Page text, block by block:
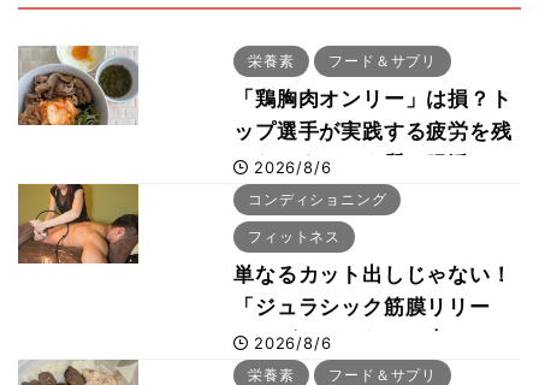
栄養素 フード＆サプリ
「鶏胸肉オンリー」は損？ト
ップ選手が実践する疲労を残
さないタンパク質＆腸活コン
ボ
2026/8/6
コンディショニング
フィットネス
単なるカット出しじゃない！
「ジュラシック筋膜リリー
ス」が口コミだけで大ヒット
した納得の理由 木澤大祐が
2026/8/6
栄養素 フード＆サプリ